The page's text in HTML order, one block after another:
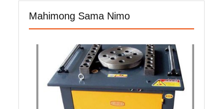
Mahimong Sama Nimo